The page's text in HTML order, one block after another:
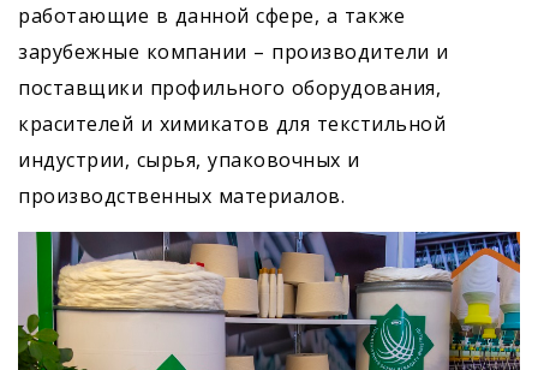
работающие в данной сфере, а также
зарубежные компании – производители и
поставщики профильного оборудования,
красителей и химикатов для текстильной
индустрии, сырья, упаковочных и
производственных материалов.